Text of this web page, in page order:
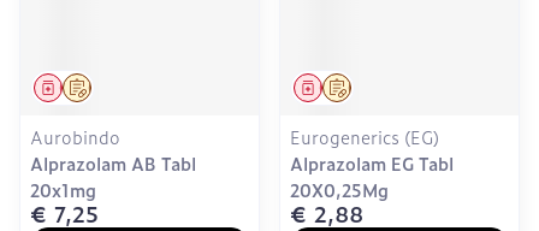
Op voorschrift
Geneesmiddel
Aurobindo
Alprazolam AB Tabl
20x1mg
€ 7,25
Op voorschrift
Geneesmiddel
Eurogenerics (EG)
Alprazolam EG Tabl
20X0,25Mg
€ 2,88